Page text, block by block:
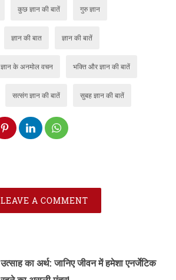
कुछ ज्ञान की बातें गुरु ज्ञान
ज्ञान की बात ज्ञान की बातें
ज्ञान के अनमोल वचन भक्ति और ज्ञान की बातें
सत्संग ज्ञान की बातें सुबह ज्ञान की बातें
LEAVE A COMMENT
उत्साह का अर्थ: जानिए जीवन में हमेशा एनर्जेटिक